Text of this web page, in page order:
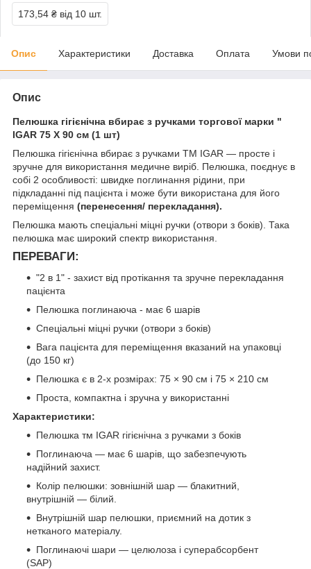
173,54 ₴ від 10 шт.
Опис Характеристики Доставка Оплата Умови
Опис
Пелюшка гігієнічна вбирає з ручками торгової марки "
IGAR 75 Х 90 см (1 шт)
Пелюшка гігієнічна вбирає з ручками ТМ IGAR — просте і
зручне для використання медичне виріб. Пелюшка, поєднує в
собі 2 особливості: швидке поглинання рідини, при
підкладанні під пацієнта і може бути використана для його
переміщення (перенесення/ перекладання).
Пелюшка мають спеціальні міцні ручки (отвори з боків). Така
пелюшка має широкий спектр використання.
ПЕРЕВАГИ:
"2 в 1" - захист від протікання та зручне перекладання
пацієнта
Пелюшка поглинаюча - має 6 шарів
Спеціальні міцні ручки (отвори з боків)
Вага пацієнта для переміщення вказаний на упаковці
(до 150 кг)
Пелюшка є в 2-х розмірах: 75 × 90 см і 75 × 210 см
Проста, компактна і зручна у використанні
Характеристики:
Пелюшка тм IGAR гігієнічна з ручками з боків
Поглинаюча — має 6 шарів, що забезпечують
надійний захист.
Колір пелюшки: зовнішній шар — блакитний,
внутрішній — білий.
Внутрішній шар пелюшки, приємний на дотик з
нетканого матеріалу.
Поглинаючі шари — целюлоза і суперабсорбент
(SAP)